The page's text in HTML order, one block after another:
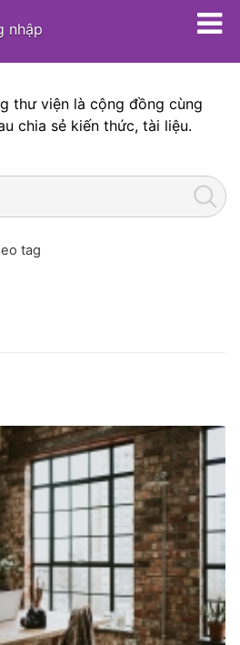
nhập
thư viện là cộng đồng cùng
chia sẻ kiến thức, tài liệu.
tag